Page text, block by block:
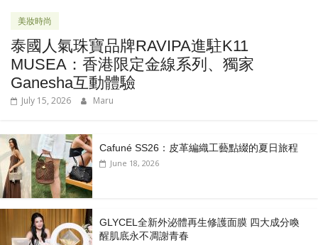
美妝時尚
泰國人氣珠寶品牌RAVIPA進駐K11
MUSEA：香港限定金線系列、獨家
Ganesha互動體驗
July 15, 2026 Maru
Cafuné SS26：皮革編織工藝點綴的夏日旅程
June 18, 2026
GLYCEL全新外泌體再生修護面膜 四大成分喚
醒肌底永不凋謝青春